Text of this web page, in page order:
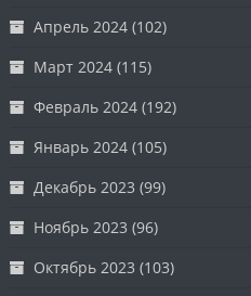
Апрель 2024 (102)
Март 2024 (115)
Февраль 2024 (192)
Январь 2024 (105)
Декабрь 2023 (99)
Ноябрь 2023 (96)
Октябрь 2023 (103)